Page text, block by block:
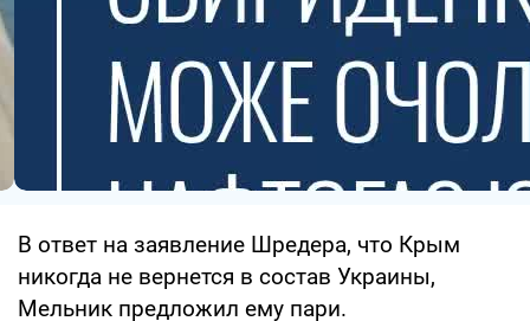
В ответ на заявление Шредера, что Крым
никогда не вернется в состав Украины,
Мельник предложил ему пари.